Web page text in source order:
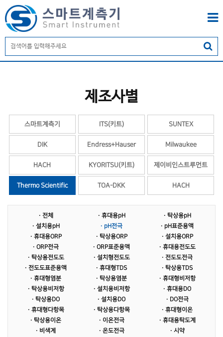
제조사별
스마트계측기 ITS(키트) SUNTEX
DIK Endress+Hauser Milwaukee
HACH KYORITSU(키트) 제이비인스트루먼트
Thermo Scientific TOA-DKK HACH
YSI KEC 계면계
제품사양서 AQUALABO LUTRON
SUPMEA
· 전체 · 휴대용pH
· 탁상용pH
· 설치용pH
· pH전극
· pH표준용액
· 휴대용ORP
· 탁상용ORP
· 설치용ORP
· ORP전극
· ORP표준용액
· 휴대용전도도
· 탁상용전도도
· 설치형전도도
· 전도도전극
· 전도도표준용액
· 휴대형TDS
· 탁상용TDS
· 휴대형염분
· 탁상용염분
· 휴대형비저항
· 탁상용비저항
· 설치용비저항
· 휴대용DO
· 탁상용DO
· 설치용DO
· DO전극
· 휴대형다항목
· 탁상용다항목
· 휴대형이온
· 탁상용이온
· 이온전극
· 휴대용탁도계
· 비색계
· 온도전극
· 시약